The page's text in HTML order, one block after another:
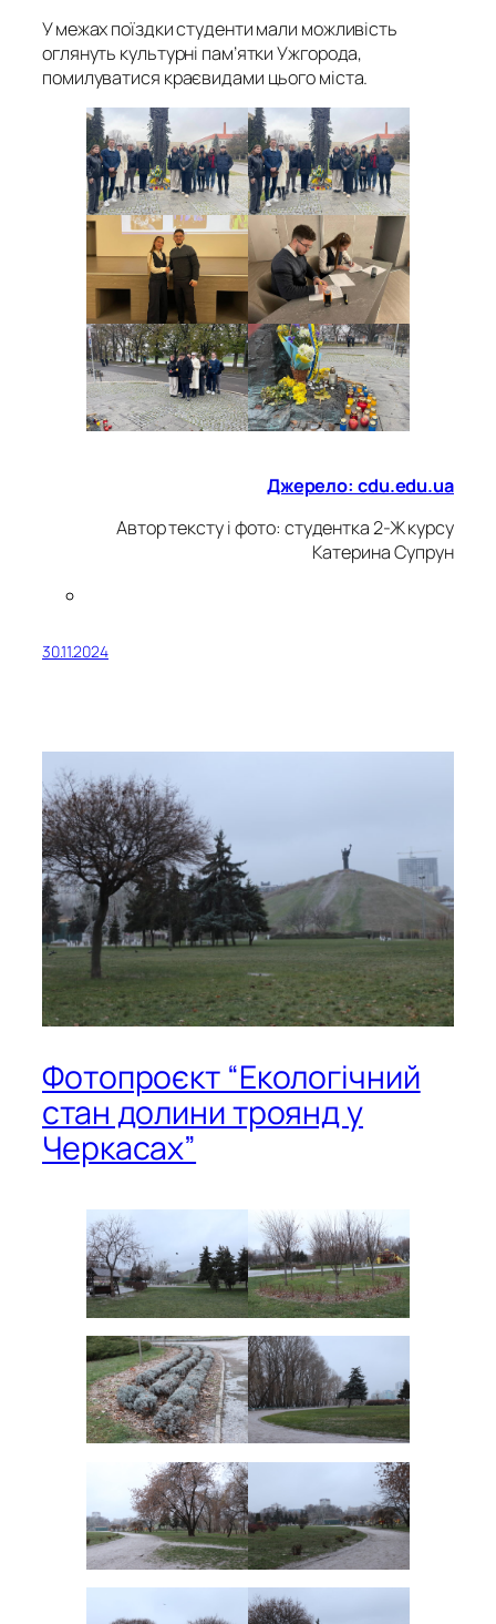
У межах поїздки студенти мали можливість
оглянуть культурні пам’ятки Ужгорода,
помилуватися краєвидами цього міста.
Джерело: cdu.edu.ua
Автор тексту і фото: студентка 2-Ж курсу
Катерина Супрун
30.11.2024
Фотопроєкт “Екологічний
стан долини троянд у
Черкасах”